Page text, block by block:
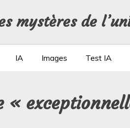
mystères de
IA Images Test IA
«